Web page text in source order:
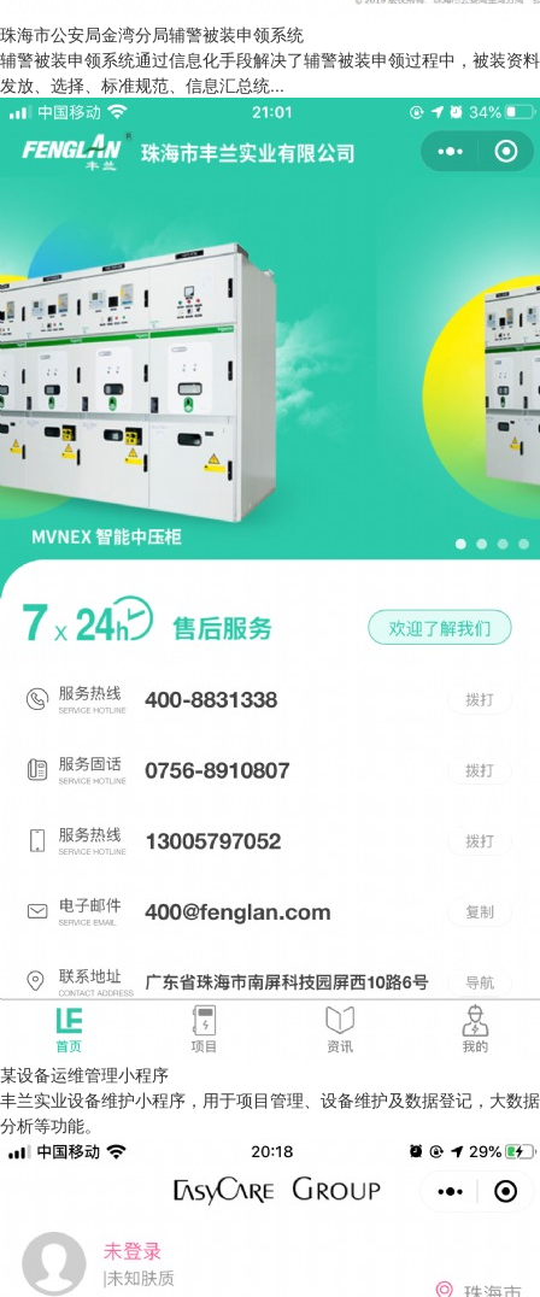
珠海市公安局金湾分局辅警被装申领系统
辅警被装申领系统通过信息化手段解决了辅警被装申领过程中，被装资料
发放、选择、标准规范、信息汇总统...
某设备运维管理小程序
丰兰实业设备维护小程序，用于项目管理、设备维护及数据登记，大数据
分析等功能。